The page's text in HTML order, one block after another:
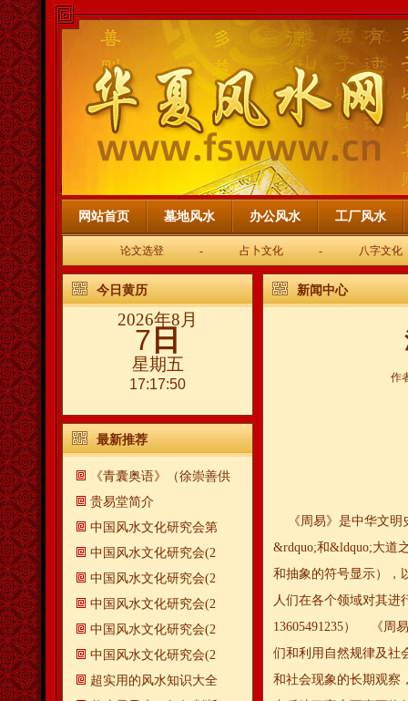
网站首页 墓地风水 办公风水 工厂风水
论文选登 - 占卜文化 - 八字文化
今日黄历
2026年8月
7 日
星期五
17:17:50
最新推荐
《青囊奥语》（徐崇善供
贵易堂简介
中国风水文化研究会第
中国风水文化研究会(2
中国风水文化研究会(2
中国风水文化研究会(2
中国风水文化研究会(2
中国风水文化研究会(2
超实用的风水知识大全
新闻中心
作
《周易》是中华文明
&rdquo;和&ldquo;大道
和抽象的符号显示），
人们在各个领域对其
13605491235） 《周
们和利用自然规律及社
和社会现象的长期观察